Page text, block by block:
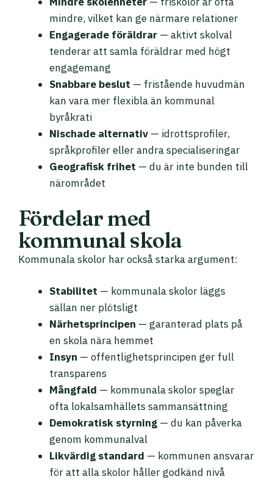
mindre, vilket kan ge närmare relationer
Engagerade föräldrar — aktivt skolval
tenderar att samla föräldrar med högt
engagemang
Snabbare beslut — fristående huvudmän
kan vara mer flexibla än kommunal
byråkrati
Nischade alternativ — idrottsprofiler,
språkprofiler eller andra specialiseringar
Geografisk frihet — du är inte bunden till
närområdet
Fördelar med
kommunal skola
Kommunala skolor har också starka argument:
Stabilitet — kommunala skolor läggs
sällan ner plötsligt
Närhetsprincipen — garanterad plats på
en skola nära hemmet
Insyn — offentlighetsprincipen ger full
transparens
Mångfald — kommunala skolor speglar
ofta lokalsamhällets sammansättning
Demokratisk styrning — du kan påverka
genom kommunalval
Likvärdig standard — kommunen ansvarar
för att alla skolor håller godkänd nivå